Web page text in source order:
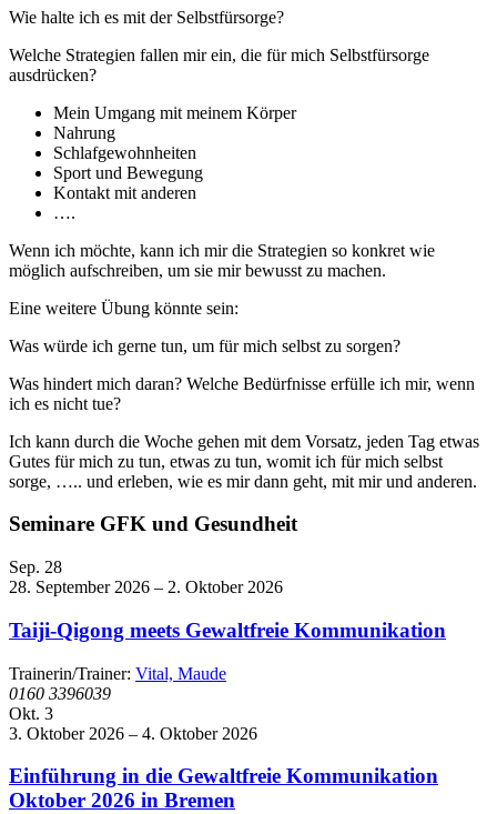
Wie halte ich es mit der Selbstfürsorge?
Welche Strategien fallen mir ein, die für mich Selbstfürsorge
ausdrücken?
Mein Umgang mit meinem Körper
Nahrung
Schlafgewohnheiten
Sport und Bewegung
Kontakt mit anderen
….
Wenn ich möchte, kann ich mir die Strategien so konkret wie
möglich aufschreiben, um sie mir bewusst zu machen.
Eine weitere Übung könnte sein:
Was würde ich gerne tun, um für mich selbst zu sorgen?
Was hindert mich daran? Welche Bedürfnisse erfülle ich mir, wenn
ich es nicht tue?
Ich kann durch die Woche gehen mit dem Vorsatz, jeden Tag etwas
Gutes für mich zu tun, etwas zu tun, womit ich für mich selbst
sorge, ….. und erleben, wie es mir dann geht, mit mir und anderen.
Seminare GFK und Gesundheit
Sep. 28
28. September 2026 – 2. Oktober 2026
Taiji-Qigong meets Gewaltfreie Kommunikation
Trainerin/Trainer: Vital, Maude
0160 3396039
Okt. 3
3. Oktober 2026 – 4. Oktober 2026
Einführung in die Gewaltfreie Kommunikation
Oktober 2026 in Bremen